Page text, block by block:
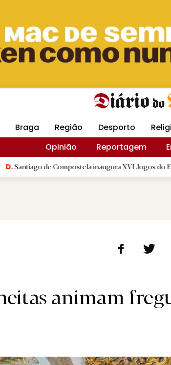
DMtv Revista Minha Gráfica DM
Braga Região Desporto
Opinião
Reportagem
de Compostela inaugura XVI Jogos do Eixo
animam